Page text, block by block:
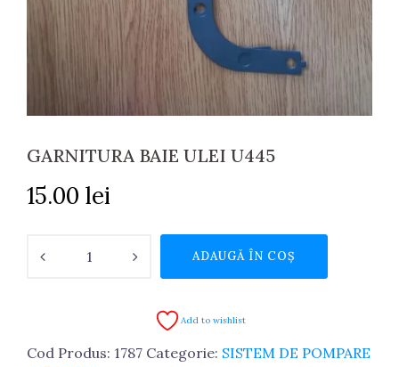
GARNITURA BAIE ULEI U445
15.00 lei
U445
ADAUGĂ ÎN COȘ
Add to wishlist
Cod Produs: 1787 Categorie: SISTEM DE POMPARE